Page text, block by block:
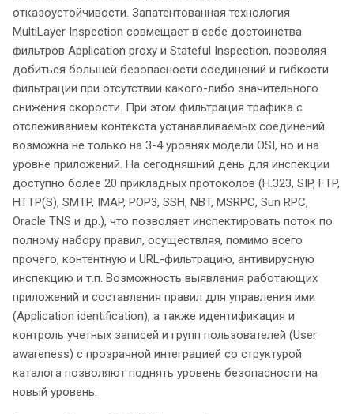
отказоустойчивости. Запатентованная технология
MultiLayer Inspection совмещает в себе достоинства
фильтров Application proxy и Stateful Inspection, позволяя
добиться большей безопасности соединений и гибкости
фильтрации при отсутствии какого-либо значительного
снижения скорости. При этом фильтрация трафика с
отслеживанием контекста устанавливаемых соединений
возможна не только на 3-4 уровнях модели OSI, но и на
уровне приложений. На сегодняшний день для инспекции
доступно более 20 прикладных протоколов (H.323, SIP, FTP,
HTTP(S), SMTP, IMAP, POP3, SSH, NBT, MSRPC, Sun RPC,
Oracle TNS и др.), что позволяет инспектировать поток по
полному набору правил, осуществляя, помимо всего
прочего, контентную и URL-фильтрацию, антивирусную
инспекцию и т.п. Возможность выявления работающих
приложений и составления правил для управления ими
(Application identification), а также идентификация и
контроль учетных записей и групп пользователей (User
awareness) с прозрачной интеграцией со структурой
каталога позволяют поднять уровень безопасности на
новый уровень.